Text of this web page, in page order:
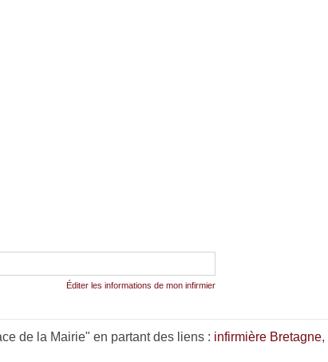
Éditer les informations de mon infirmier
de la Mairie" en partant des liens : infirmière Bretagne,